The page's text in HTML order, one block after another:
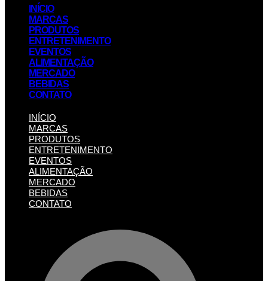
INÍCIO
MARCAS
PRODUTOS
ENTRETENIMENTO
EVENTOS
ALIMENTAÇÃO
MERCADO
BEBIDAS
CONTATO
INÍCIO
MARCAS
PRODUTOS
ENTRETENIMENTO
EVENTOS
ALIMENTAÇÃO
MERCADO
BEBIDAS
CONTATO